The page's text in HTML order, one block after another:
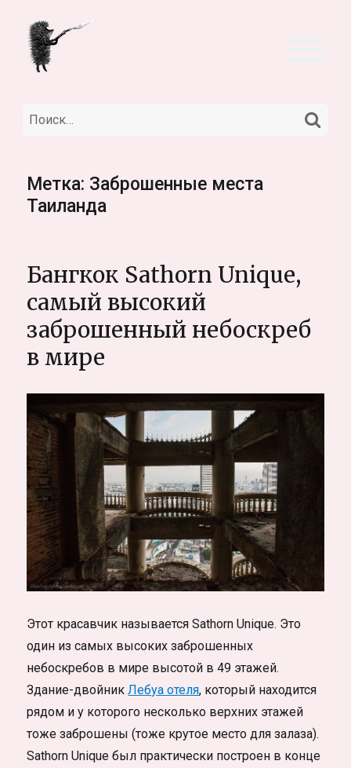
Искать:
Метка: Заброшенные места
Таиланда
Бангкок Sathorn Unique,
самый высокий
заброшенный небоскреб
в мире
Этот красавчик называется Sathorn Unique. Это
один из самых высоких заброшенных
небоскребов в мире высотой в 49 этажей.
Здание-двойникЛебуа отеля, который находится
рядом и у которого несколько верхних этажей
тоже заброшены (тоже крутое место для залаза).
Sathorn Unique был практически построен в конце